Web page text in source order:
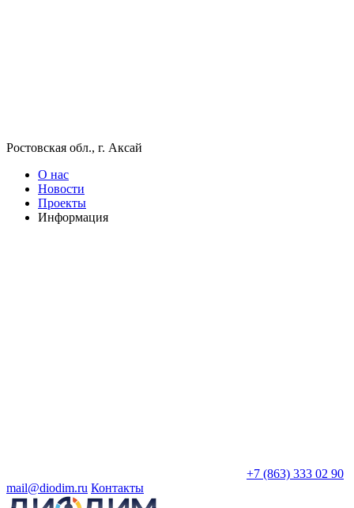
Ростовская обл., г. Аксай
О нас
Новости
Проекты
Информация
+7 (863) 333 02 90
mail@diodim.ru Контакты